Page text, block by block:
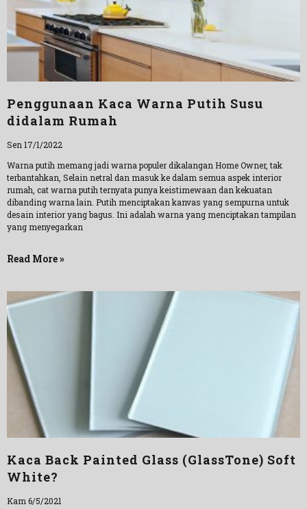
Penggunaan Kaca Warna Putih Susu
didalam Rumah
Sen 17/1/2022
Warna putih memang jadi warna populer dikalangan Home Owner, tak
terbantahkan, Selain netral dan masuk ke dalam semua aspek interior
rumah, cat warna putih ternyata punya keistimewaan dan kekuatan
dibanding warna lain. Putih menciptakan kanvas yang sempurna untuk
desain interior yang bagus. Ini adalah warna yang menciptakan tampilan
yang menyegarkan
Read More »
Kaca Back Painted Glass (GlassTone) Soft
White?
Kam 6/5/2021